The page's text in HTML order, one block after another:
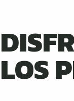
LOS